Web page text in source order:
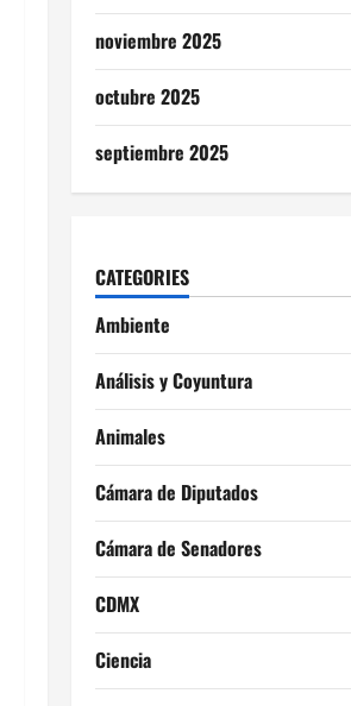
noviembre 2025
octubre 2025
septiembre 2025
CATEGORIES
Ambiente
Análisis y Coyuntura
Animales
Cámara de Diputados
Cámara de Senadores
CDMX
Ciencia